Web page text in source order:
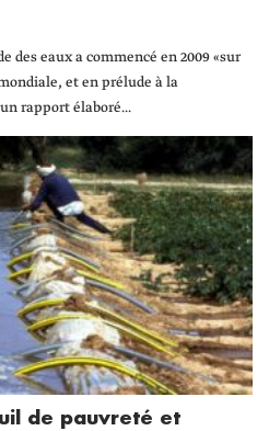
des eaux a commencé en 2009 «sur
et en prélude à la
rapport élaboré...
de pauvreté et